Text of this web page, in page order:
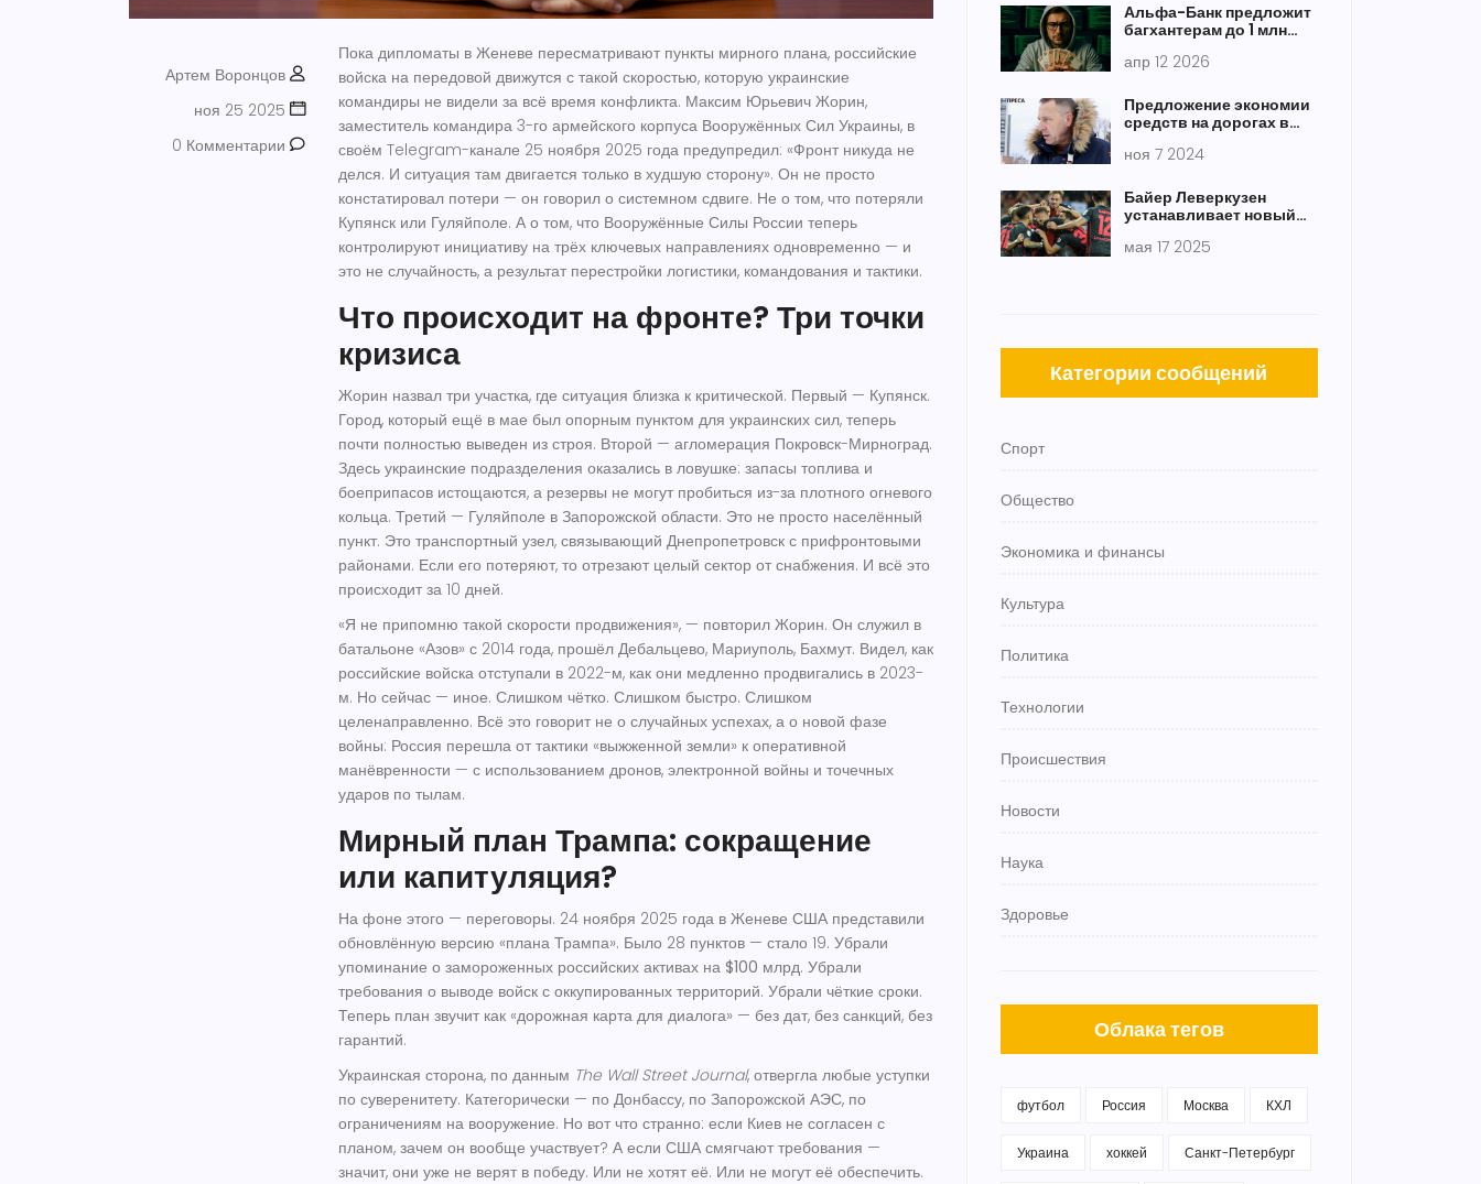
Артем Воронцов
ноя 25 2025
0 Комментарии
Пока дипломаты в Женеве пересматривают пункты мирного плана, российские
войска на передовой движутся с такой скоростью, которую украинские
командиры не видели за всё время конфликта. Максим Юрьевич Жорин,
заместитель командира 3-го армейского корпуса Вооружённых Сил Украины, в
своём Telegram-канале 25 ноября 2025 года предупредил: «Фронт никуда не
делся. И ситуация там двигается только в худшую сторону». Он не просто
констатировал потери — он говорил о системном сдвиге. Не о том, что потеряли
Купянск или Гуляйполе. А о том, что Вооружённые Силы России теперь
контролируют инициативу на трёх ключевых направлениях одновременно — и
это не случайность, а результат перестройки логистики, командования и тактики.
Что происходит на фронте? Три точки
кризиса
Жорин назвал три участка, где ситуация близка к критической. Первый — Купянск.
Город, который ещё в мае был опорным пунктом для украинских сил, теперь
почти полностью выведен из строя. Второй — агломерация Покровск-Мирноград.
Здесь украинские подразделения оказались в ловушке: запасы топлива и
боеприпасов истощаются, а резервы не могут пробиться из-за плотного огневого
кольца. Третий — Гуляйполе в Запорожской области. Это не просто населённый
пункт. Это транспортный узел, связывающий Днепропетровск с прифронтовыми
районами. Если его потеряют, то отрезают целый сектор от снабжения. И всё это
происходит за 10 дней.
«Я не припомню такой скорости продвижения», — повторил Жорин. Он служил в
батальоне «Азов» с 2014 года, прошёл Дебальцево, Мариуполь, Бахмут. Видел, как
российские войска отступали в 2022-м, как они медленно продвигались в 2023-
м. Но сейчас — иное. Слишком чётко. Слишком быстро. Слишком
целенаправленно. Всё это говорит не о случайных успехах, а о новой фазе
войны: Россия перешла от тактики «выжженной земли» к оперативной
манёвренности — с использованием дронов, электронной войны и точечных
ударов по тылам.
Мирный план Трампа: сокращение
или капитуляция?
На фоне этого — переговоры. 24 ноября 2025 года в Женеве США представили
обновлённую версию «плана Трампа». Было 28 пунктов — стало 19. Убрали
упоминание о замороженных российских активах на $100 млрд. Убрали
требования о выводе войск с оккупированных территорий. Убрали чёткие сроки.
Теперь план звучит как «дорожная карта для диалога» — без дат, без санкций, без
гарантий.
Украинская сторона, по данным The Wall Street Journal, отвергла любые уступки
по суверенитету. Категорически — по Донбассу, по Запорожской АЭС, по
ограничениям на вооружение. Но вот что странно: если Киев не согласен с
планом, зачем он вообще участвует? А если США смягчают требования —
значит, они уже не верят в победу. Или не хотят её. Или не могут её обеспечить.
Альфа-Банк предложит
багхантерам до 1 млн
баг
апр 12 2026
Предложение экономии
средств на дорогах в
Новый взгляд на
ноя 7 2024
Байер Леверкузен
устанавливает новый
после серии без
мая 17 2025
Категории сообщений
Спорт
Общество
Экономика и финансы
Культура
Политика
Технологии
Происшествия
Новости
Наука
Здоровье
Облака тегов
футбол Россия Москва КХЛ
Украина хоккей Санкт-Петербург